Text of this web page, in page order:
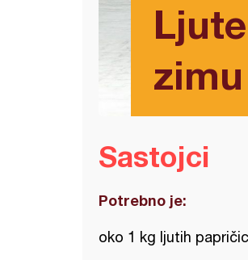
zimu
Sastojci
Potrebno je:
oko 1 kg ljutih